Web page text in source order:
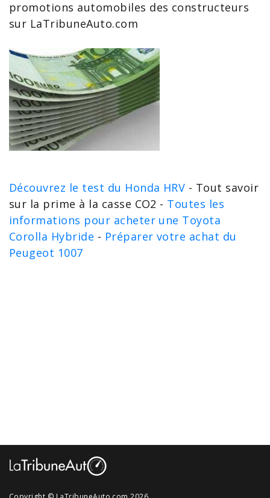
promotions automobiles des constructeurs
sur LaTribuneAuto.com
Découvrez le test du Honda HRV - Tout savoir
sur la prime à la casse CO2 - Toutes les
informations pour acheter une Toyota
Corolla Hybride - Préparer votre achat du
Peugeot 1007